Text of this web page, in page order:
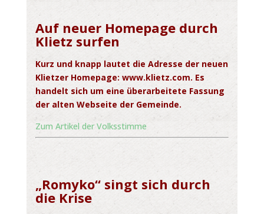
Auf neuer Homepage durch
Klietz surfen
Kurz und knapp lautet die Adresse der neuen
Klietzer Homepage: www.klietz.com. Es
handelt sich um eine überarbeitete Fassung
der alten Webseite der Gemeinde.
Zum Artikel der Volksstimme
„Romyko“ singt sich durch
die Krise